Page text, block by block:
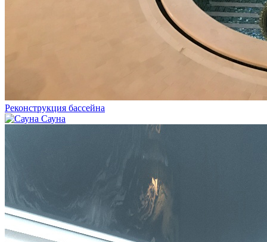
Реконструкция бассейна
Сауна